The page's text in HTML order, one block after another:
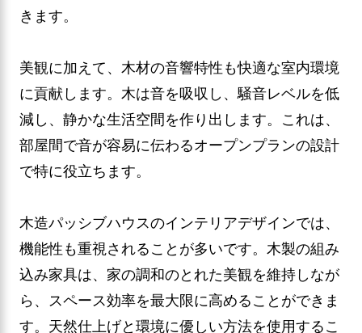
きます。
美観に加えて、木材の音響特性も快適な室内環境
に貢献します。木は音を吸収し、騒音レベルを低
減し、静かな生活空間を作り出します。これは、
部屋間で音が容易に伝わるオープンプランの設計
で特に役立ちます。
木造パッシブハウスのインテリアデザインでは、
機能性も重視されることが多いです。木製の組み
込み家具は、家の調和のとれた美観を維持しなが
ら、スペース効率を最大限に高めることができま
す。天然仕上げと環境に優しい方法を使用するこ